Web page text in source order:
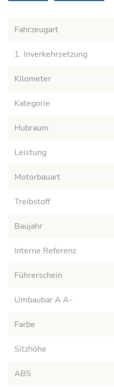
Fahrzeugart
1. Inverkehrsetzung
Kilometer
Kategorie
Hubraum
Leistung
Motorbauart
Treibstoff
Baujahr
Interne Referenz
Führerschein
Umbaubar A A-
Farbe
Sitzhöhe
ABS